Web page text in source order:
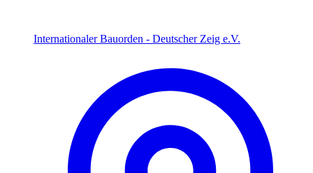
Internationaler Bauorden - Deutscher Zeig e.V.